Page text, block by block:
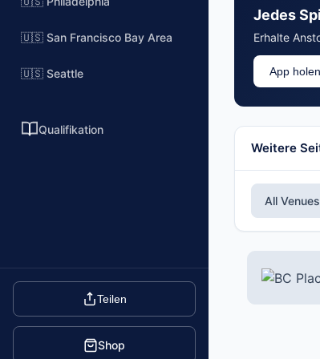
🇺🇸 San Francisco Bay Area
🇺🇸 Seattle
Qualifikation
Teilen
Shop
Jedes
Erhalte
App holen
Weitere
All Venues